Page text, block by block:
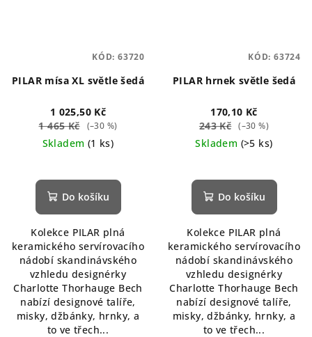
PILAR mísa XL světle šedá
1 025,50 Kč
1 465 Kč
(–30 %)
Skladem (1 ks)
Do košíku
Kolekce PILAR plná
keramického servírovacího
nádobí skandinávského
vzhledu designérky
Charlotte Thorhauge Bech
nabízí designové talíře,
misky, džbánky, hrnky, a
to ve třech...
KÓD: 63720
PILAR hrnek světle šedá
170,10 Kč
243 Kč (–30 %)
Skladem (>5 ks)
Do košíku
Kolekce PILAR plná
keramického servírovacího
nádobí skandinávského
vzhledu designérky
Charlotte Thorhauge Bech
nabízí designové talíře,
misky, džbánky, hrnky, a
to ve třech...
KÓD: 63724